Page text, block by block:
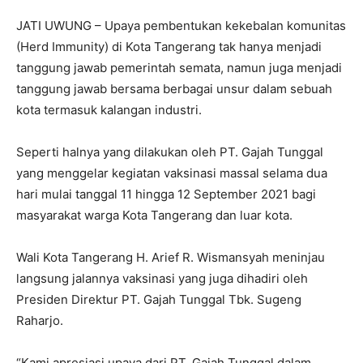
JATI UWUNG – Upaya pembentukan kekebalan komunitas
(Herd Immunity) di Kota Tangerang tak hanya menjadi
tanggung jawab pemerintah semata, namun juga menjadi
tanggung jawab bersama berbagai unsur dalam sebuah
kota termasuk kalangan industri.
Seperti halnya yang dilakukan oleh PT. Gajah Tunggal
yang menggelar kegiatan vaksinasi massal selama dua
hari mulai tanggal 11 hingga 12 September 2021 bagi
masyarakat warga Kota Tangerang dan luar kota.
Wali Kota Tangerang H. Arief R. Wismansyah meninjau
langsung jalannya vaksinasi yang juga dihadiri oleh
Presiden Direktur PT. Gajah Tunggal Tbk. Sugeng
Raharjo.